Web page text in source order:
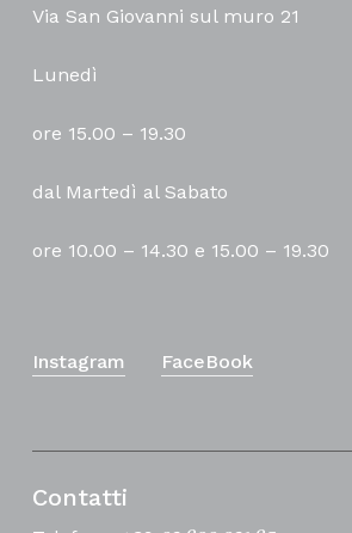
Via San Giovanni sul muro 21
Lunedì
ore 15.00 – 19.30
dal Martedì al Sabato
ore 10.00 – 14.30 e 15.00 – 19.30
Instagram FaceBook
Contatti